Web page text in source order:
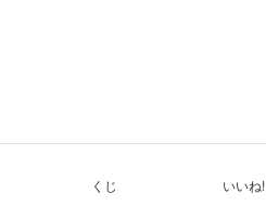
くじ いいね!